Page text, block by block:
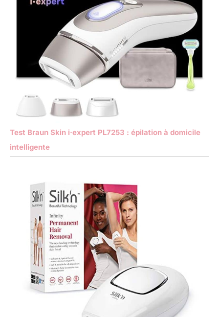
Test Braun Skin i·expert PL7253 : épilation à domicile
intelligente